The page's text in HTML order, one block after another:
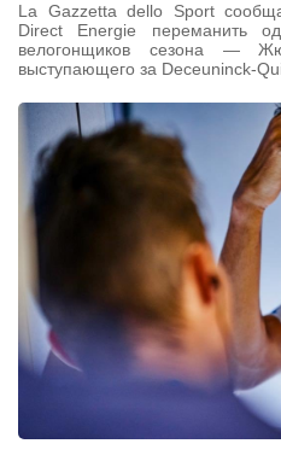
La Gazzetta dello Sport
Direct Energie переманить
велогонщиков сезона —
выступающего за Deceuninck-